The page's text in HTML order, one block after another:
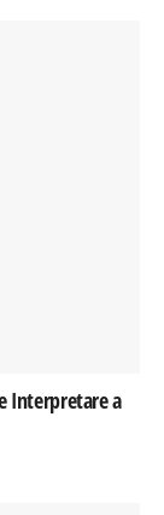
Interpretare a